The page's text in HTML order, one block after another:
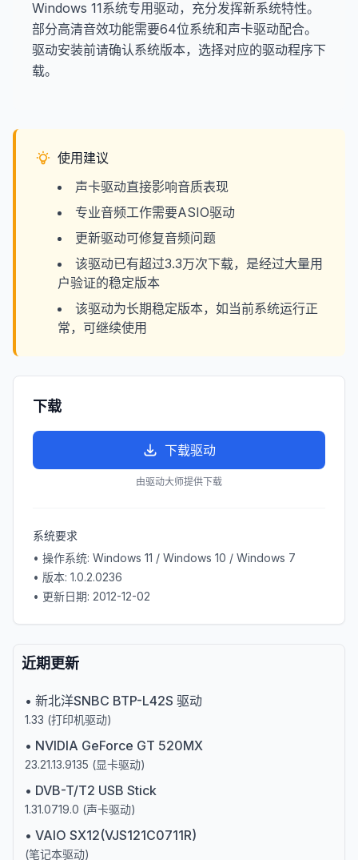
Windows 11系统专用驱动，充分发挥新系统特性。
部分高清音效功能需要64位系统和声卡驱动配合。
驱动安装前请确认系统版本，选择对应的驱动程序下
载。
使用建议
声卡驱动直接影响音质表现
专业音频工作需要ASIO驱动
更新驱动可修复音频问题
该驱动已有超过3.3万次下载，是经过大量用
户验证的稳定版本
该驱动为长期稳定版本，如当前系统运行正
常，可继续使用
下载
下载驱动
由驱动大师提供下载
系统要求
• 操作系统: Windows 11 / Windows 10 / Windows 7
• 版本: 1.0.2.0236
• 更新日期: 2012-12-02
近期更新
• 新北洋SNBC BTP-L42S 驱动
1.33 (打印机驱动)
• NVIDIA GeForce GT 520MX
23.21.13.9135 (显卡驱动)
• DVB-T/T2 USB Stick
1.31.0719.0 (声卡驱动)
• VAIO SX12(VJS121C0711R)
(笔记本驱动)